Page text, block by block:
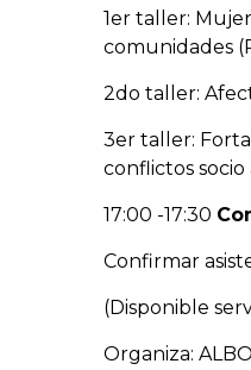
1er taller:
comunidades
2do taller:
3er taller:
conflictos
17:00 -17:30
Confirmar
(Disponible
Organiza: